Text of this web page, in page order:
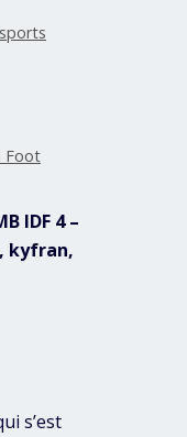
Foot
IDF 4 –
kyfran,
s’est